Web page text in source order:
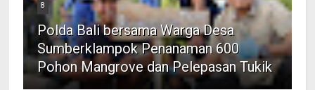
8
Polda Bali bersama Warga Desa
Sumberklampok Penanaman 600
Pohon Mangrove dan Pelepasan Tukik